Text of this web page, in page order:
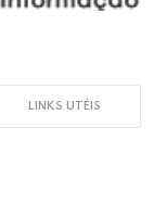
LINKS UTÉIS